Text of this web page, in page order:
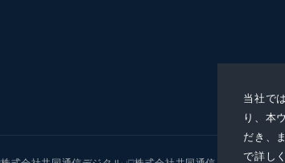
当社で
り、本
だき、
で詳し